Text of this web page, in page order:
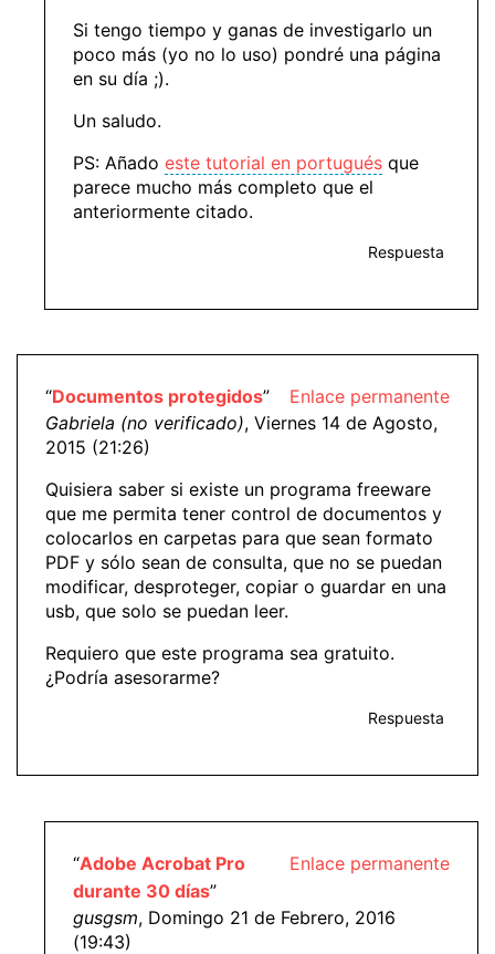
Si tengo tiempo y ganas de investigarlo un
poco más (yo no lo uso) pondré una página
en su día ;).
Un saludo.
PS: Añado este tutorial en portugués que
parece mucho más completo que el
anteriormente citado.
Respuesta
Enlace permanente
“Documentos protegidos”
Gabriela (no verificado), Viernes 14 de Agosto,
2015 (21:26)
Quisiera saber si existe un programa freeware
que me permita tener control de documentos y
colocarlos en carpetas para que sean formato
PDF y sólo sean de consulta, que no se puedan
modificar, desproteger, copiar o guardar en una
usb, que solo se puedan leer.
Requiero que este programa sea gratuito.
¿Podría asesorarme?
Respuesta
Enlace permanente
“Adobe Acrobat Pro
durante 30 días”
gusgsm, Domingo 21 de Febrero, 2016
(19:43)